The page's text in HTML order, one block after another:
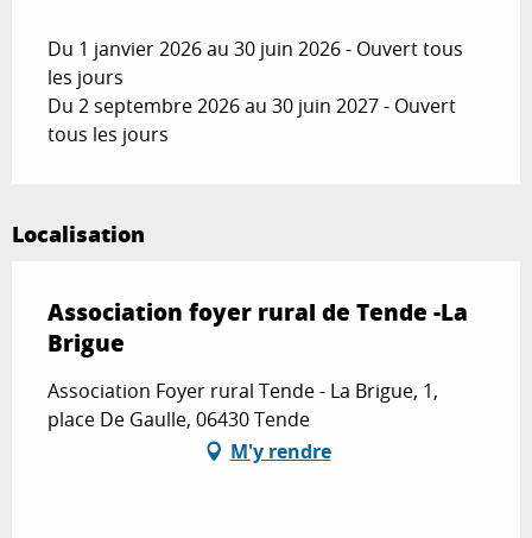
Du 1 janvier 2026 au 30 juin 2026 - Ouvert tous
les jours
Du 2 septembre 2026 au 30 juin 2027 - Ouvert
tous les jours
Localisation
Association foyer rural de Tende -La
Brigue
Association Foyer rural Tende - La Brigue, 1,
place De Gaulle, 06430 Tende
M'y rendre